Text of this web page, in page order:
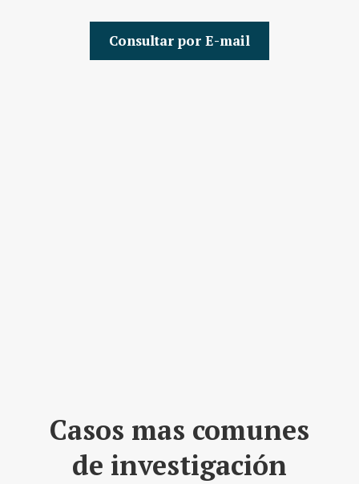
Consultar por E-mail
Casos mas comunes
de investigación